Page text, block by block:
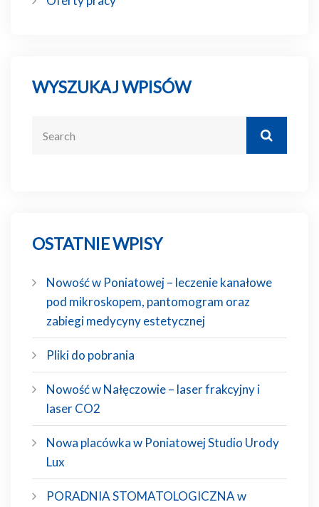
WYSZUKAJ WPISÓW
OSTATNIE WPISY
Nowość w Poniatowej – leczenie kanałowe
pod mikroskopem, pantomogram oraz
zabiegi medycyny estetycznej
Pliki do pobrania
Nowość w Nałęczowie – laser frakcyjny i
laser CO2
Nowa placówka w Poniatowej Studio Urody
Lux
PORADNIA STOMATOLOGICZNA w